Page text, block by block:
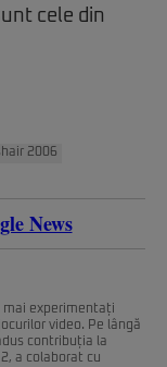
cele din
2006
News
mai experimentați
video. Pe lângă
contribuția la
a colaborat cu